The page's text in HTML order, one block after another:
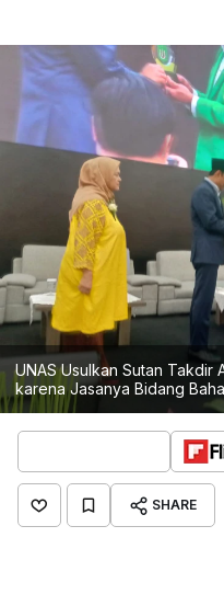
UNAS Usulkan Sutan Takdir
karena Jasanya Bidang
SHARE